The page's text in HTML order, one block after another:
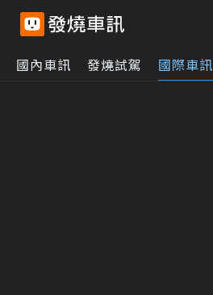
國內車訊 發燒試駕 國際車訊